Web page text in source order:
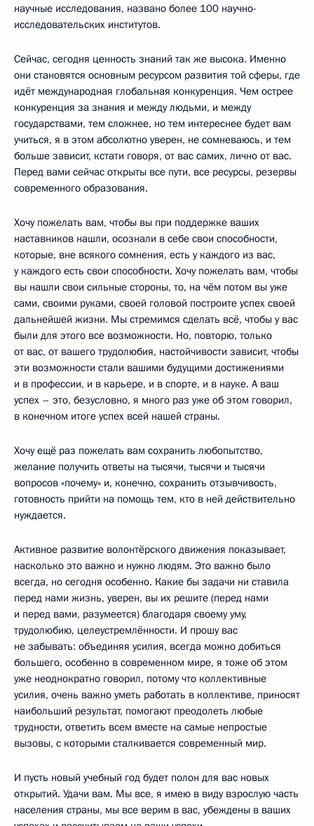
научные исследования, названо более 100 научно-
исследовательских институтов.
Сейчас, сегодня ценность знаний так же высока. Именно
они становятся основным ресурсом развития той сферы, где
идёт международная глобальная конкуренция. Чем острее
конкуренция за знания и между людьми, и между
государствами, тем сложнее, но тем интереснее будет вам
учиться, я в этом абсолютно уверен, не сомневаюсь, и тем
больше зависит, кстати говоря, от вас самих, лично от вас.
Перед вами сейчас открыты все пути, все ресурсы, резервы
современного образования.
Хочу пожелать вам, чтобы вы при поддержке ваших
наставников нашли, осознали в себе свои способности,
которые, вне всякого сомнения, есть у каждого из вас,
у каждого есть свои способности. Хочу пожелать вам, чтобы
вы нашли свои сильные стороны, то, на чём потом вы уже
сами, своими руками, своей головой построите успех своей
дальнейшей жизни. Мы стремимся сделать всё, чтобы у вас
были для этого все возможности. Но, повторю, только
от вас, от вашего трудолюбия, настойчивости зависит, чтобы
эти возможности стали вашими будущими достижениями
и в профессии, и в карьере, и в спорте, и в науке. А ваш
успех – это, безусловно, я много раз уже об этом говорил,
в конечном итоге успех всей нашей страны.
Хочу ещё раз пожелать вам сохранить любопытство,
желание получить ответы на тысячи, тысячи и тысячи
вопросов «почему» и, конечно, сохранить отзывчивость,
готовность прийти на помощь тем, кто в ней действительно
нуждается.
Активное развитие волонтёрского движения показывает,
насколько это важно и нужно людям. Это важно было
всегда, но сегодня особенно. Какие бы задачи ни ставила
перед нами жизнь, уверен, вы их решите (перед нами
и перед вами, разумеется) благодаря своему уму,
трудолюбию, целеустремлённости. И прошу вас
не забывать: объединяя усилия, всегда можно добиться
большего, особенно в современном мире, я тоже об этом
уже неоднократно говорил, потому что коллективные
усилия, очень важно уметь работать в коллективе, приносят
наибольший результат, помогают преодолеть любые
трудности, ответить всем вместе на самые непростые
вызовы, с которыми сталкивается современный мир.
И пусть новый учебный год будет полон для вас новых
открытий. Удачи вам. Мы все, я имею в виду взрослую часть
населения страны, мы все верим в вас, убеждены в ваших